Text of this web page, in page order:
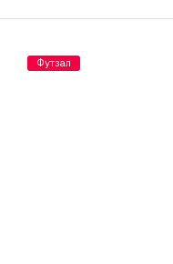
Футзал